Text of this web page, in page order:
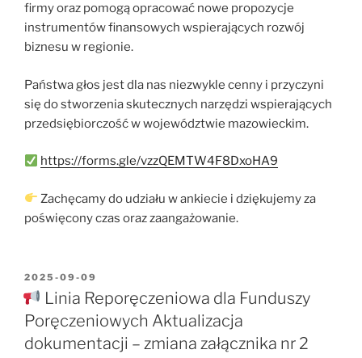
firmy oraz pomogą opracować nowe propozycje
instrumentów finansowych wspierających rozwój
biznesu w regionie.
Państwa głos jest dla nas niezwykle cenny i przyczyni
się do stworzenia skutecznych narzędzi wspierających
przedsiębiorczość w województwie mazowieckim.
https://forms.gle/vzzQEMTW4F8DxoHA9
Zachęcamy do udziału w ankiecie i dziękujemy za
poświęcony czas oraz zaangażowanie.
OPUBLIKOWANE
W
2025-09-09
Linia Reporęczeniowa dla Funduszy
Poręczeniowych Aktualizacja
dokumentacji – zmiana załącznika nr 2